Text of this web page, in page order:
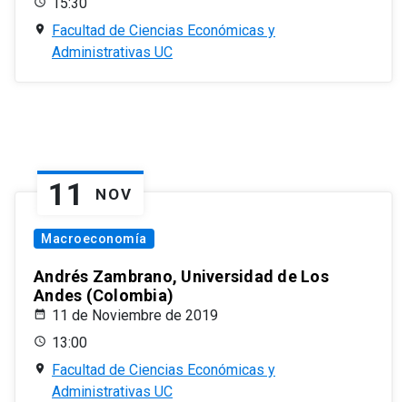
Facultad de Ciencias Económicas y
Administrativas UC
11 NOV
Macroeconomía
Andrés Zambrano, Universidad de Los
Andes (Colombia)
11 de Noviembre de 2019
13:00
Facultad de Ciencias Económicas y
Administrativas UC